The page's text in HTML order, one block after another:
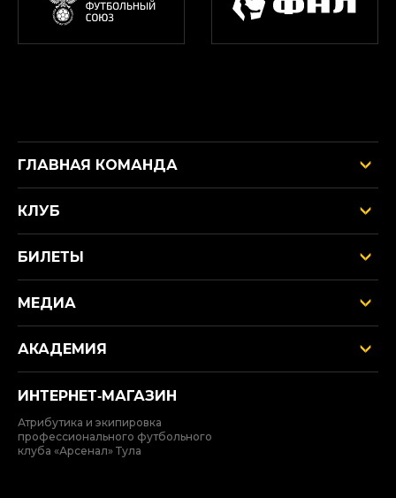
ГЛАВНАЯ КОМАНДА
КЛУБ
БИЛЕТЫ
МЕДИА
АКАДЕМИЯ
ИНТЕРНЕТ‑МАГАЗИН
Атрибутика и экипировка
профессионального футбольного
клуба «Арсенал» Тула